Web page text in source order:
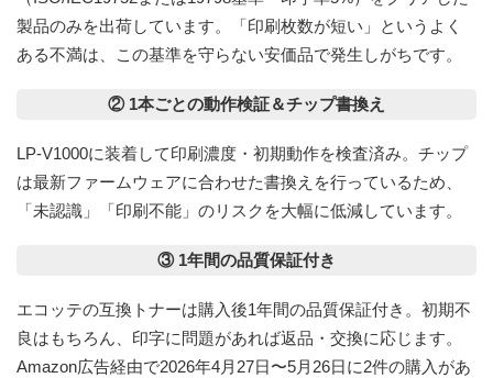
製品のみを出荷しています。「印刷枚数が短い」というよく
ある不満は、この基準を守らない安価品で発生しがちです。
② 1本ごとの動作検証＆チップ書換え
LP-V1000に装着して印刷濃度・初期動作を検査済み。チップ
は最新ファームウェアに合わせた書換えを行っているため、
「未認識」「印刷不能」のリスクを大幅に低減しています。
③ 1年間の品質保証付き
エコッテの互換トナーは購入後1年間の品質保証付き。初期不
良はもちろん、印字に問題があれば返品・交換に応じます。
Amazon広告経由で2026年4月27日〜5月26日に2件の購入があ